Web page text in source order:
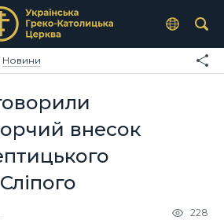
Новини
внесок
228